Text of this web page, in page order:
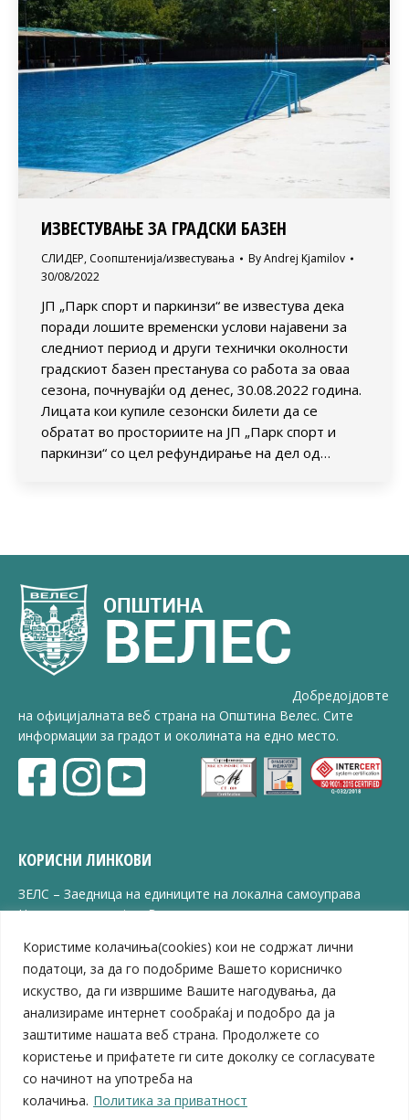
Користиме колачиња(cookies) кои не содржат лични
податоци, за да го подобриме Вашето корисничко
искуство, да ги извршиме Вашите нагодувања, да
анализираме интернет сообраќај и подобро да ја
заштитиме нашата веб страна. Продолжете со
користење и прифатете ги сите доколку се согласувате
со начинот на употреба на
колачиња. Политика за приватност
ИЗВЕСТУВАЊЕ ЗА ГРАДСКИ БАЗЕН
СЛИДЕР, Соопштенија/известувања ByAndrej Kjamilov
30/08/2022
ЈП „Парк спорт и паркинзи“ ве известува дека
поради лошите временски услови најавени за
следниот период и други технички околности
градскиот базен престанува со работа за оваа
сезона, почнувајќи од денес, 30.08.2022 година.
Лицата кои купиле сезонски билети да се
обратат во просториите на ЈП „Парк спорт и
паркинзи“ со цел рефундирање на дел од…
Добредојдовте
на официјалната веб страна на Општина Велес. Сите
информации за градот и околината на едно место.
КОРИСНИ ЛИНКОВИ
ЗЕЛС – Заедница на единиците на локална самоуправа
Центар за развој на Вардарски плански регион
ЈПССО „Парк – спорт и паркинзи“
ЛБ „Гоце Делчев“
ЛУ „Народен Музеј“
Влада на Република Северна Македонија
Собрание на Република Северна Македонија
Министерство за финансии
Министерство за транспорт
Министерство за локална самоуправа
Министерство за дигитална трансформација